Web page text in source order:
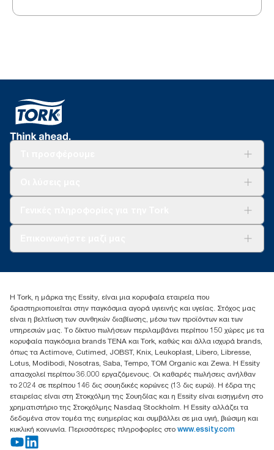
+302102705722
17th klm.National Road Athens-Lamia &2 Kalamatas
14564 N.Kifissia, Athens-Greece
Mob: +306932474930 (για Ελλάδα & Κύπρο)
Η Tork, η μάρκα της Essity, είναι μια κορυφαία εταιρεία που
δραστηριοποιείται στην παγκόσμια αγορά υγιεινής και υγείας. Στόχος μας
είναι η βελτίωση των συνθηκών διαβίωσης, μέσω των προϊόντων και των
υπηρεσιών μας. Το δίκτυο πωλήσεων περιλαμβάνει περίπου 150 χώρες με τα
κορυφαία παγκόσμια brands TENA και Tork, καθώς και άλλα ισχυρά brands,
όπως τα Actimove, Cutimed, JOBST, Knix, Leukoplast, Libero, Libresse,
Lotus, Modibodi, Nosotras, Saba, Tempo, TOM Organic και Zewa. Η Essity
απασχολεί περίπου 36.000 εργαζόμενους. Οι καθαρές πωλήσεις ανήλθαν
το 2024 σε περίπου 146 δις σουηδικές κορώνες (13 δις ευρώ). Η έδρα της
εταιρείας είναι στη Στοκχόλμη της Σουηδίας και η Essity είναι εισηγμένη στο
χρηματιστήριο της Στοκχόλμης Nasdaq Stockholm. Η Essity αλλάζει τα
δεδομένα στον τομέα της ευημερίας και συμβάλλει σε μια υγιή, βιώσιμη και
κυκλική κοινωνία. Περισσότερες πληροφορίες στο www.essity.com